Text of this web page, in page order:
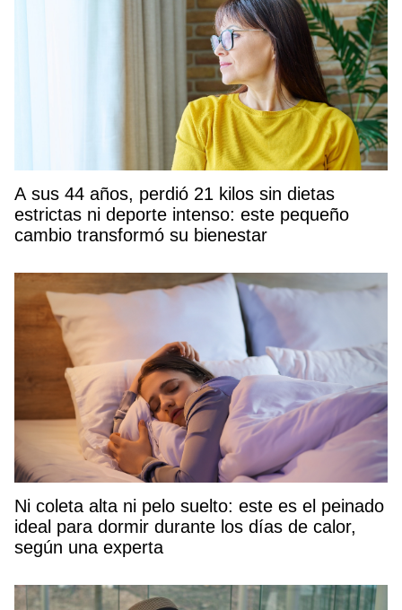
A sus 44 años, perdió 21 kilos sin dietas
estrictas ni deporte intenso: este pequeño
cambio transformó su bienestar
Ni coleta alta ni pelo suelto: este es el peinado
ideal para dormir durante los días de calor,
según una experta